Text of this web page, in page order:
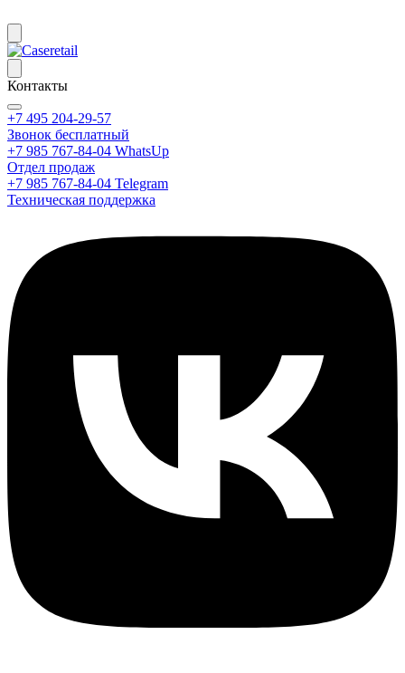
Контакты
+7 495 204-29-57
Звонок бесплатный
+7 985 767-84-04 WhatsUp
Отдел продаж
+7 985 767-84-04 Telegram
Техническая поддержка